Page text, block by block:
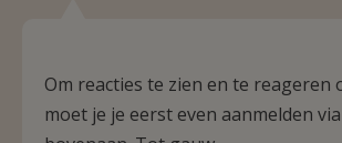
Om reacties te zien en te reageren
moet je je eerst even aanmelden